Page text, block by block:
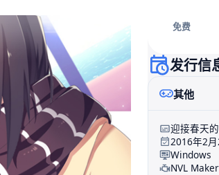
免费
发行信
其他
迎接春天
2016年2
Windows
NVL Maker